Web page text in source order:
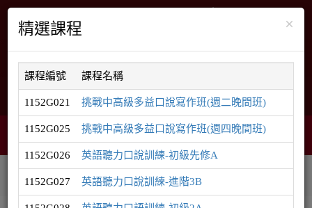
English 網站導覽
網頁選單
購物車 0
課程系列
相關連結
×
精選課程
課程編號 課程名稱
1152G021 挑戰中高級多益口說寫作班(週二晚間班)
1152G025 挑戰中高級多益口說寫作班(週四晚間班)
1152G026 英語聽力口說訓練-初級先修A
1152G027 英語聽力口說訓練-進階3B